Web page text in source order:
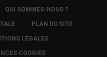
QUI SOMMES-NOUS ?
PLAN DU SITE
LÉGALES
COOKIES